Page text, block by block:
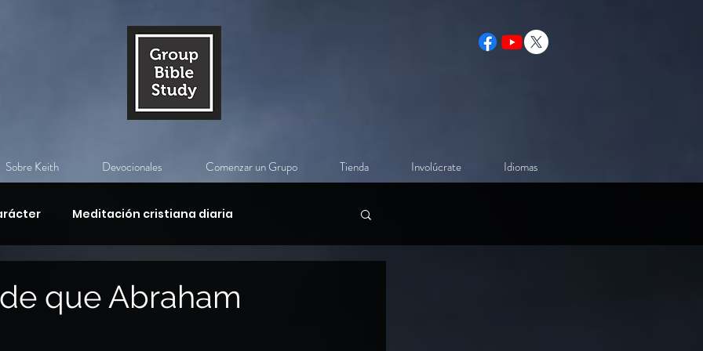
Sobre Keith Devocionales Comenzar un Grupo Tienda Involúcrate Idiomas
Meditación cristiana diaria
que Abraham